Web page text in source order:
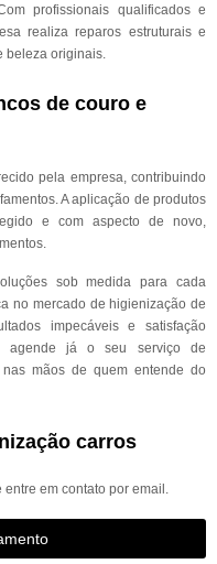
profissionais qualificados e
realiza reparos estruturais e
beleza originais.
de couro e
pela empresa, contribuindo
A aplicação de produtos
e com aspecto de novo,
sob medida para cada
no mercado de higienização de
impecáveis e satisfação
agende já o seu serviço de
mãos de quem entende do
carros
entre em contato por email.